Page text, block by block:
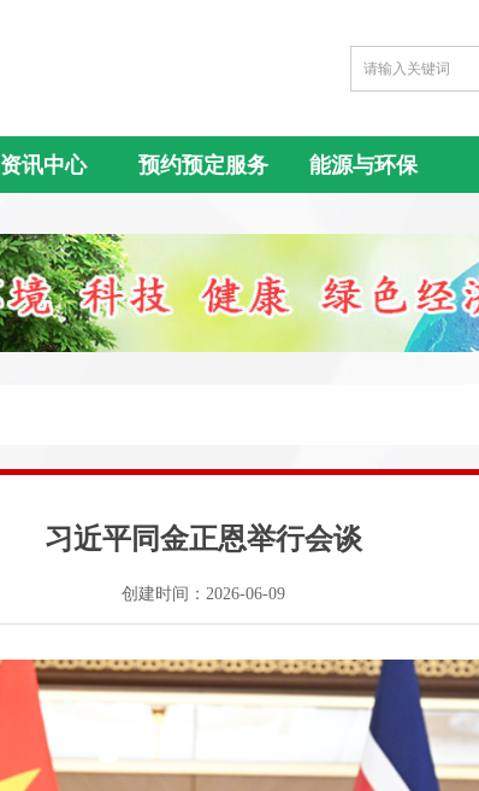
资讯中心 预约预定服务 能源与环保
习近平同金正恩举行会谈
创建时间： 2026-06-09